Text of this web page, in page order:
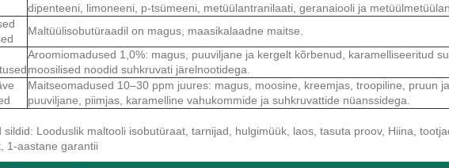
dipenteeni, limoneeni, p-tsümeeni, metüülantranilaati, geranaiooli ja
Maltüülisobutüraadil on magus, maasikalaadne maitse.
Aroomiomadused 1,0%: magus, puuviljane ja kergelt kõrbenud, karamelliseeritud
moosilised noodid suhkruvati järelnootidega.
Maitseomadused 10–30 ppm juures: magus, moosine, kreemjas, troopiline, pruun
puuviljane, piimjas, karamelline vahukommide ja suhkruvattide nüanssidega.
sildid: Looduslik maltooli isobutüraat, tarnijad, hulgimüük, laos, tasuta proov, Hiina,
1-aastane garantii